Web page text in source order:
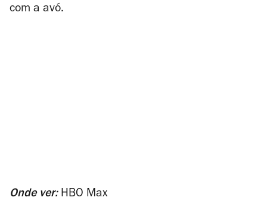
com a avó.
Onde ver:HBO Max